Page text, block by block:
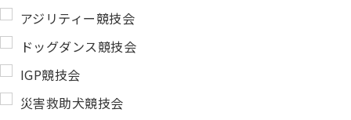
アジリティー競技会
ドッグダンス競技会
IGP競技会
災害救助犬競技会